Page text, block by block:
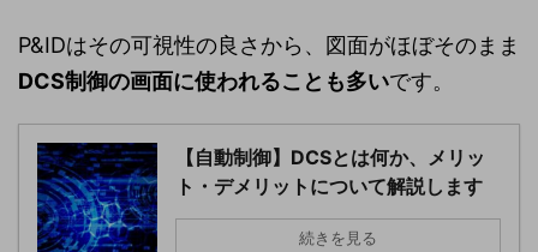
P&IDはその可視性の良さから、図面がほぼそのまま
DCS制御の画面に使われることも多いです。
【自動制御】DCSとは何か、メリッ
ト・デメリットについて解説します
続きを見る